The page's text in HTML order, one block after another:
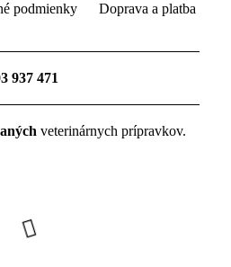
podmienky
Doprava a platba
937 471
veterinárnych prípravkov.